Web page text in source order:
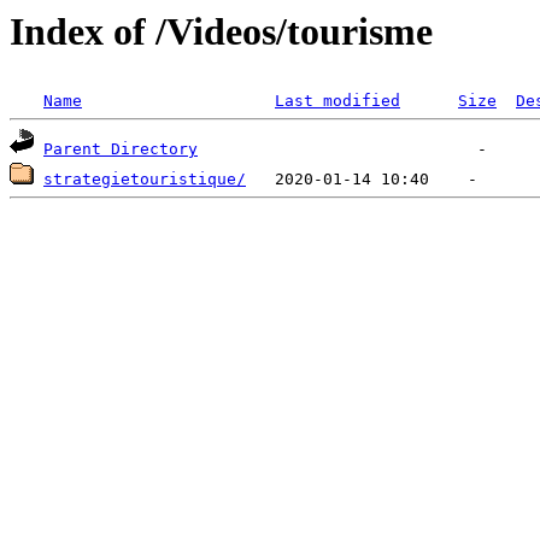
Index of /Videos/tourisme
Name Last modified Size
Parent Directory
strategietouristique/